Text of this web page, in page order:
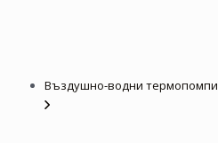
Въздушно-водни термопомпи